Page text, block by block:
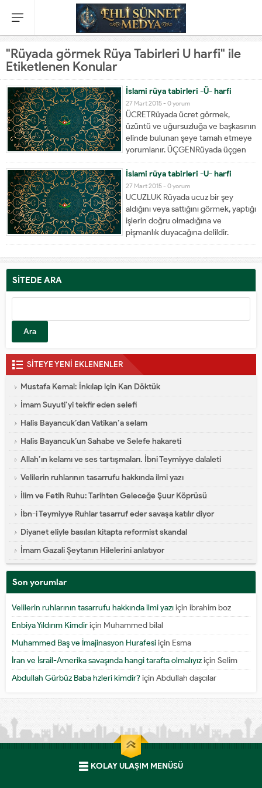
"Rüyada görmek Rüya Tabirleri U harfi" ile
Etiketlenen Konular
İslami rüya tabirleri -Ü- harfi
27 Mart 2015 - 0 yorum
ÜCRETRüyada ücret görmek,
üzüntü ve uğursuzluğa ve başkasının
elinde bulunan şeye tamah etmeye
yorumlanır. ÜÇGENRüyada üçgen
görmek, yeni bir mülk sahibi
olacağınıza, veya hükümet nezdinde
bulunan bir işinizin arzu ettiğiniz
şekilde sonuçlanacağına delalet
eder.İbni Sirin'e göre; üçgen
şeklinde bir şey görmek,...
İslami rüya tabirleri -U- harfi
27 Mart 2015 - 0 yorum
UCUZLUK Rüyada ucuz bir şey
aldığını veya sattığını görmek, yaptığı
işlerin doğru olmadığına ve
pişmanlık duyacağına delildir.
UÇAKBir uçak yaptığını veya satın
aldığını gören, işlerinde başarıyı
hazırlamış olur. Bir uçak sattığını
yaptığını gören, kendi çalışması ve...
SİTEDE ARA
SİTEYE YENİ EKLENENLER
Mustafa Kemal: İnkılap için Kan Döktük
İmam Suyuti’yi tekfir eden selefi
Halis Bayancuk’dan Vatikan’a selam
Halis Bayancuk’un Sahabe ve Selefe hakareti
Allah’ın kelamı ve ses tartışmaları. İbni Teymiyye dalaleti
Velilerin ruhlarının tasarrufu hakkında ilmi yazı
İlim ve Fetih Ruhu: Tarihten Geleceğe Şuur Köprüsü
İbn-i Teymiyye Ruhlar tasarruf eder savaşa katılır diyor
Diyanet eliyle basılan kitapta reformist skandal
İmam Gazali Şeytanın Hilelerini anlatıyor
Son yorumlar
Velilerin ruhlarının tasarrufu hakkında ilmi yazıiçin ibrahim boz
Enbiya Yıldırım Kimdiriçin Muhammed bilal
Muhammed Baş ve İmajinasyon Hurafesiiçin Esma
İran ve İsrail-Amerika savaşında hangi tarafta olmalıyıziçin Selim
Abdullah Gürbüz Baba hzleri kimdir?için Abdullah daşcılar
KOLAY ULAŞIM MENÜSÜ